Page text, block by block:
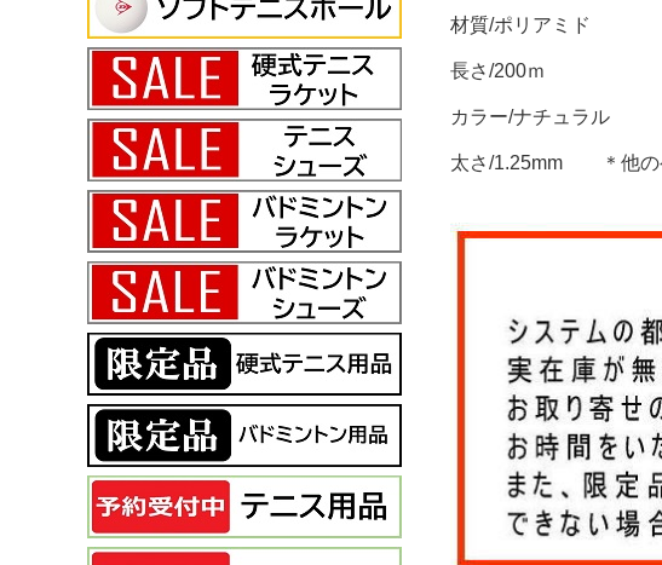
材質/ポリアミド
長さ/200ｍ
カラー/ナチュラル
太さ/1.25mm ＊他の